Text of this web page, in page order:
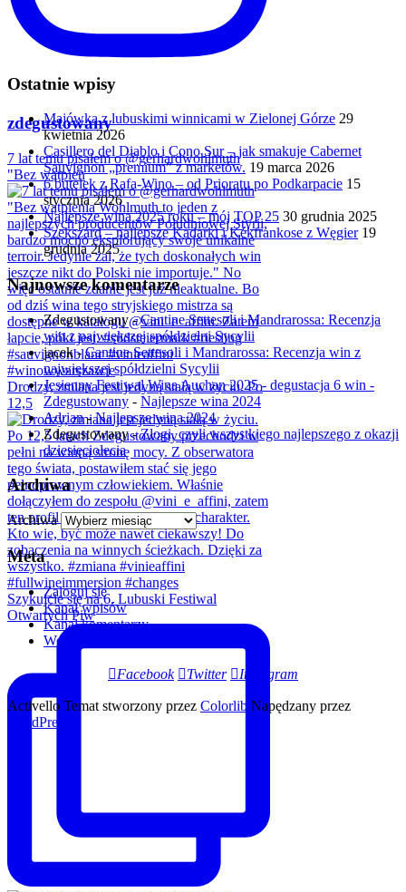
zdegustowany
7 lat temu pisałem o @gerhardwohlmuth
"Bez wątpien
Drodzy, zmiana jest jedyną stałą w życiu. Po
12,5
Szykujcie się na 6. Lubuski Festiwal
Otwartych Piw
Ostatnie wpisy
Majówka z lubuskimi winnicami w Zielonej Górze 29
kwietnia 2026
Casillero del Diablo i Cono Sur – jak smakuje Cabernet
Sauvignon „premium” z marketów. 19 marca 2026
6 butelek z Rafa-Wino – od Prioratu po Podkarpacie 15
stycznia 2026
Najlepsze wina 2025 roku – mój TOP 25 30 grudnia 2025
Szekszárd – najlepsze Kadarki i Kékfrankose z Węgier 19
grudnia 2025
Najnowsze komentarze
Zdegustowany-Cantine Settesoli i Mandrarossa: Recenzja
win z największej spółdzielni Sycylii
jacek-Cantine Settesoli i Mandrarossa: Recenzja win z
największej spółdzielni Sycylii
Jesienny Festiwal Wina Auchan 2025 - degustacja 6 win -
Zdegustowany - Najlepsze wina 2024
Adrian-Najlepsze wina 2024
Zdegustowany-Złogi, czyli wszystkiego najlepszego z okazji
dziesięciolecia
Archiwa
Archiwa
Meta
Zaloguj się
Kanał wpisów
Kanał komentarzy
WordPress.org
Facebook Twitter Instagram
Activello Temat stworzony przez Colorlib Napędzany przez
WordPress